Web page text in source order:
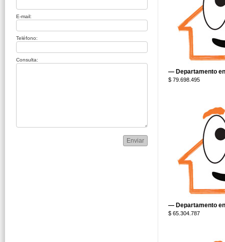
E-mail:
Teléfono:
Consulta:
Enviar
— Departamento
$ 79.698.495
— Departamento
$ 65.304.787